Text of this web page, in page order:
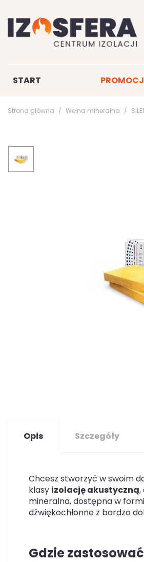
START
Strona główna Wełna mineralna
Opis Szczegóły
Chcesz stworzyć w swoim
klasy izolację akustyczną,
mineralna, dostępna w
dźwiękochłonne z bardzo
Gdzie zastosować